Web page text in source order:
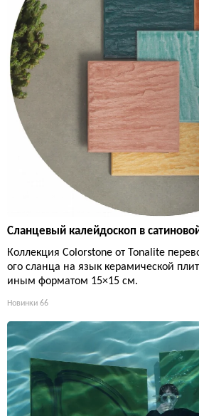
Сланцевый калейдоскоп в
Коллекция Colorstone от Tonalite
ого сланца на язык керамической
иным форматом 15×15 см.
Новинки 66